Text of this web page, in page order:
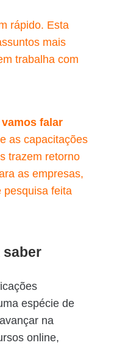
rápido. Esta
mais
trabalha com
falar
as capacitações
trazem retorno
as empresas,
pesquisa feita
saber
espécie de
na
online,